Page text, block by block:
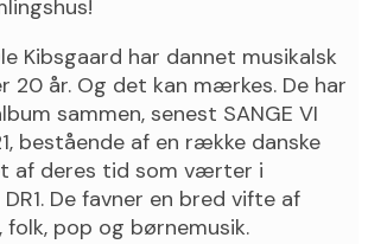
Kibsgaard har dannet musikalsk
20 år. Og det kan mærkes. De har
sammen, senest SANGE VI
bestående af en række danske
af deres tid som værter i
De favner en bred vifte af
folk, pop og børnemusik.